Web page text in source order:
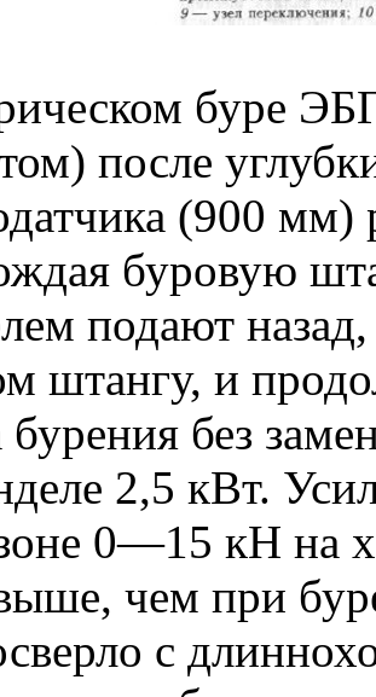
буре
после
(900 мм)
буровую
подают
штангу, и
бурения без
2,5 кВт.
0—15 кН на
чем при
с